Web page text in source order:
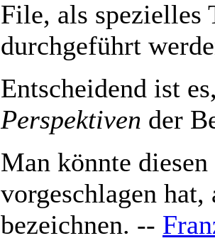
File, als
durchgeführt
Entscheidend ist
Perspektiven der
Man könnte
vorgeschlagen
bezeichnen. --